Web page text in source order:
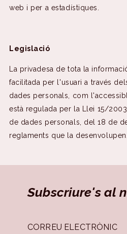
web i per a estadístiques.
Legislació
La privadesa de tota la
facilitada per l'usuari a través
dades personals, com
està regulada per la Llei 15/
de dades personals, del 18 de
reglaments que la desenvolupen.
Subscriure's al